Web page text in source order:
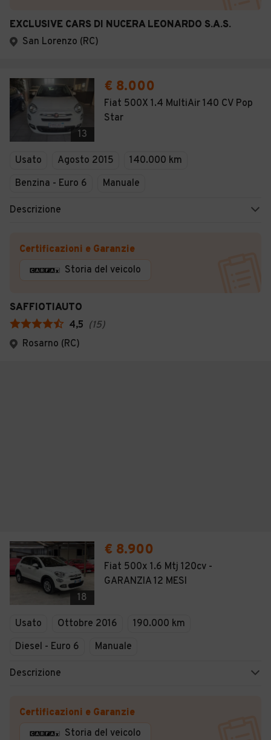
EXCLUSIVE CARS DI NUCERA LEONARDO S.A.S.
San Lorenzo (RC)
13
€ 8.000
Fiat 500X 1.4 MultiAir 140 CV Pop
Star
Usato Agosto 2015
140.000 km
Benzina - Euro 6
Manuale
Descrizione
Certificazioni e Garanzie
Storia del veicolo
SAFFIOTIAUTO
4,5 (15)
Rosarno (RC)
18
€ 8.900
Fiat 500x 1.6 Mtj 120cv -
GARANZIA 12 MESI
Usato Ottobre 2016
190.000 km
Diesel - Euro 6
Manuale
Descrizione
Certificazioni e Garanzie
Storia del veicolo